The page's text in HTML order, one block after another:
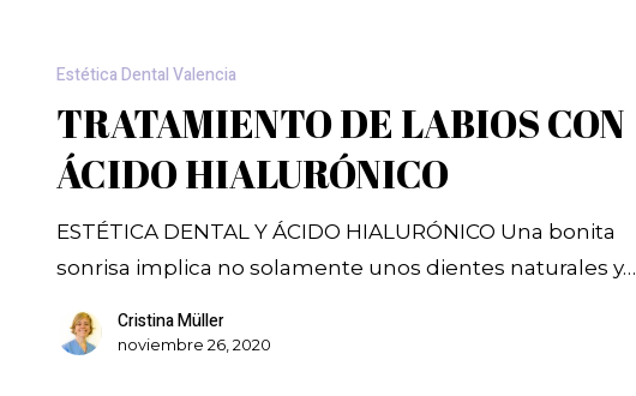
Estética Dental Valencia
TRATAMIENTO DE LABIOS CON
ÁCIDO HIALURÓNICO
ESTÉTICA DENTAL Y ÁCIDO HIALURÓNICO Una bonita
sonrisa implica no solamente unos dientes naturales y…
Cristina Müller
noviembre 26, 2020